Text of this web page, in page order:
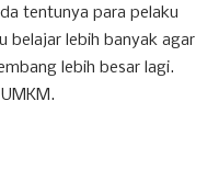
tentunya para pelaku
belajar lebih banyak agar
lebih besar lagi.